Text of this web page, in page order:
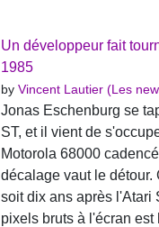
Un développeur fait
1985
by Vincent Lautier (Les
Jonas Eschenburg se
ST, et il vient de
Motorola 68000
décalage vaut le détour.
soit dix ans après l'Atari
pixels bruts à l'écran est